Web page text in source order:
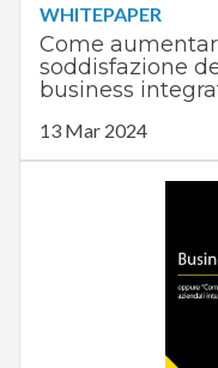
WHITEPAPER
Come
soddisfazione
business
13 Mar 2024